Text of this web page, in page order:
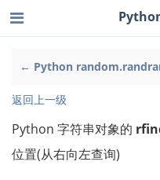
← Python
返回上一级
Python 字符串对象的
位置(从右向左查询)